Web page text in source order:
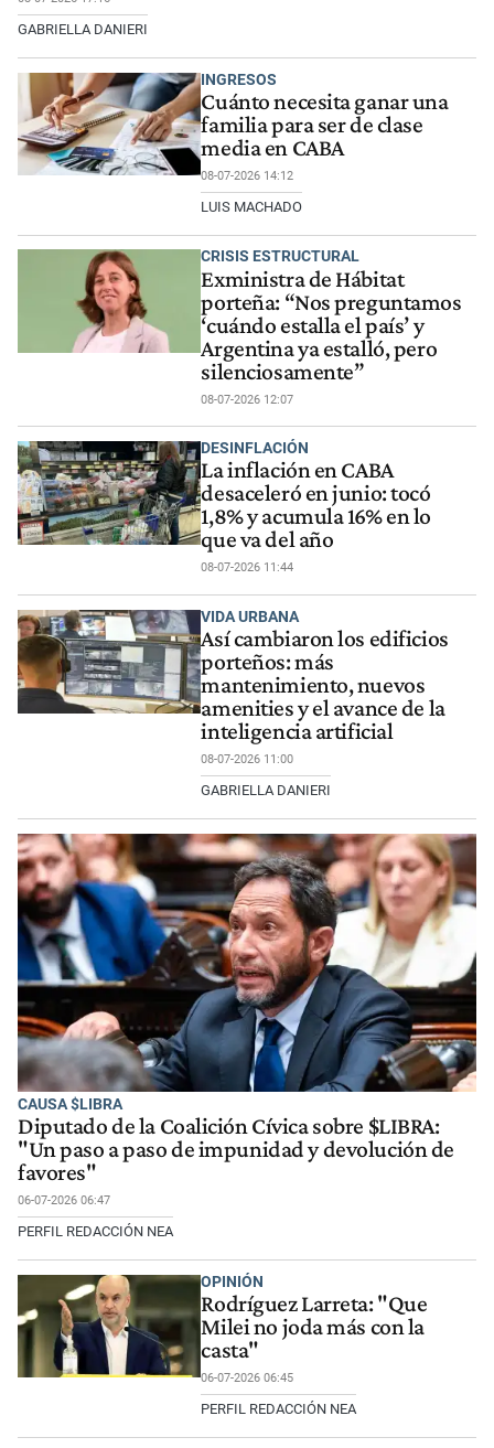
GABRIELLA DANIERI
INGRESOS
Cuánto necesita ganar una
familia para ser de clase
media en CABA
08-07-2026 14:12
LUIS MACHADO
CRISIS ESTRUCTURAL
Exministra de Hábitat
porteña: “Nos preguntamos
‘cuándo estalla el país’ y
Argentina ya estalló, pero
silenciosamente”
08-07-2026 12:07
DESINFLACIÓN
La inflación en CABA
desaceleró en junio: tocó
1,8% y acumula 16% en lo
que va del año
08-07-2026 11:44
VIDA URBANA
Así cambiaron los edificios
porteños: más
mantenimiento, nuevos
amenities y el avance de la
inteligencia artificial
08-07-2026 11:00
GABRIELLA DANIERI
CAUSA $LIBRA
Diputado de la Coalición Cívica sobre $LIBRA:
"Un paso a paso de impunidad y devolución de
favores"
06-07-2026 06:47
PERFIL REDACCIÓN NEA
OPINIÓN
Rodríguez Larreta: "Que
Milei no joda más con la
casta"
06-07-2026 06:45
PERFIL REDACCIÓN NEA